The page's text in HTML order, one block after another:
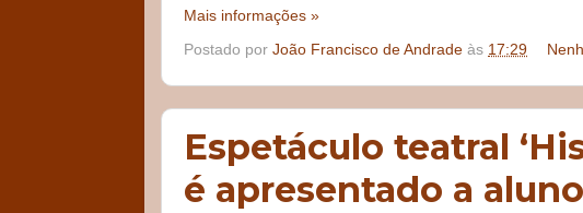
Mais informações »
Postado por João Francisco de Andrade às 17:29
Espetáculo teatral
é apresentado a